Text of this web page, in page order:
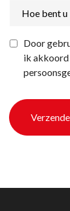
bent
bij
ons
Door
ik akkoord